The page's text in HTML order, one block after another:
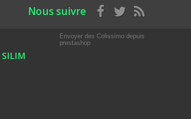
Nous suivre
Envoyer des Colissimo depuis
prestashop